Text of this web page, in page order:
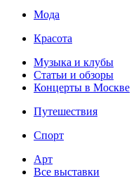
Мода
Красота
Музыка и клубы
Статьи и обзоры
Концерты в Москве
Путешествия
Спорт
Арт
Все выставки